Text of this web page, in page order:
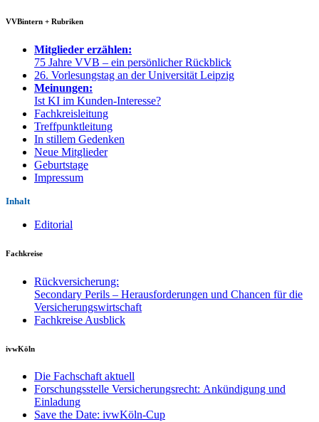
VVBintern + Rubriken
Mitglieder erzählen:
75 Jahre VVB – ein persönlicher Rückblick
26. Vorlesungstag an der Universität Leipzig
Meinungen:
Ist KI im Kunden-Interesse?
Fachkreisleitung
Treffpunktleitung
In stillem Gedenken
Neue Mitglieder
Geburtstage
Impressum
Inhalt
Editorial
Fachkreise
Rückversicherung:
Secondary Perils – Herausforderungen und Chancen für die
Versicherungswirtschaft
Fachkreise Ausblick
ivwKöln
Die Fachschaft aktuell
Forschungsstelle Versicherungsrecht: Ankündigung und
Einladung
Save the Date: ivwKöln-Cup